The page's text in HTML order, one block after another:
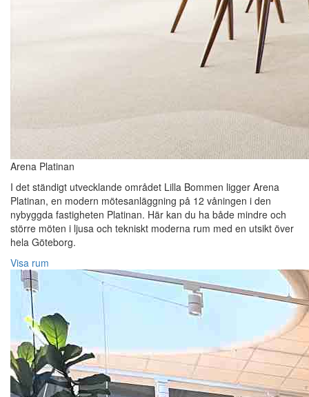
Arena Platinan
I det ständigt utvecklande området Lilla Bommen ligger Arena
Platinan, en modern mötesanläggning på 12 våningen i den
nybyggda fastigheten Platinan. Här kan du ha både mindre och
större möten i ljusa och tekniskt moderna rum med en utsikt över
hela Göteborg.
Visa rum